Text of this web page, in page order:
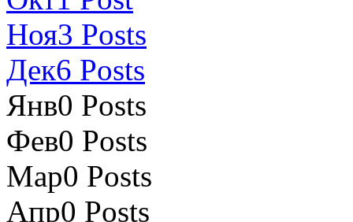
Ноя3 Posts
Дек6 Posts
Янв0 Posts
Фев0 Posts
Мар0 Posts
Апр0 Posts